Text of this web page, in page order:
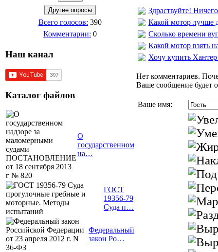
Всего голосов: 390
Комментарии: 0
Наш канал
Каталог файлов
О
государственном
на…
ГОСТ
19356-79
Суда п…
Федеральный
закон Ро…
Здраствуйте!
Какой мотор лучше
Сколько времени
Какой мотор взять
Хочу купить
Нет комментариев.
Ваше сообщение будет
Ваше имя: